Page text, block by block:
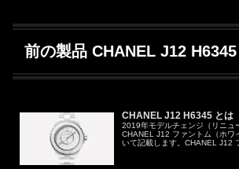
前の製品 CHANEL J12 H6345
CHANEL J12 H6345 とは
2019年モデルチェンジ（リニュ
CHANEL J12 ファントム（ホワ
いて記載します。CHANEL J12